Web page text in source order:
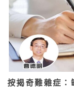
按揭奇難雜症：